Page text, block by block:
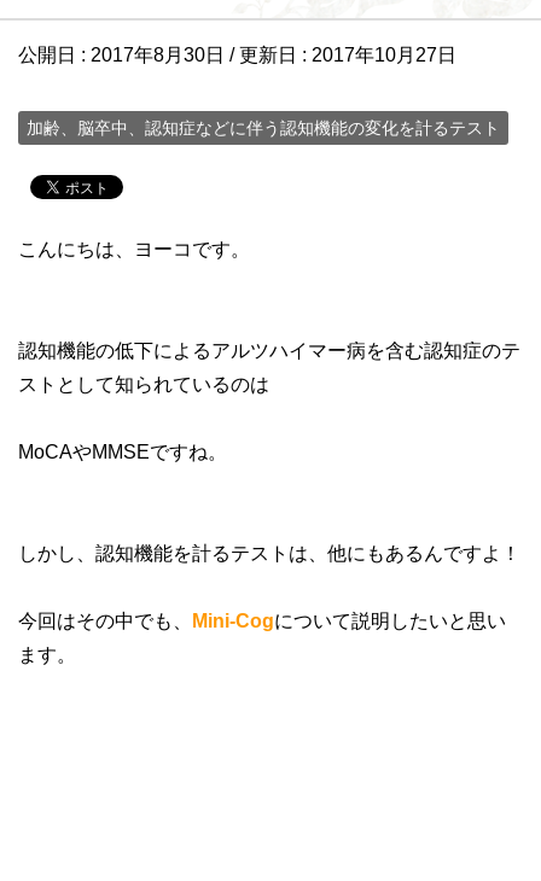
公開日 : 2017年8月30日 / 更新日 : 2017年10月27日
加齢、脳卒中、認知症などに伴う認知機能の変化を計るテスト
こんにちは、ヨーコです。
認知機能の低下によるアルツハイマー病を含む認知症のテ
ストとして知られているのは
MoCAやMMSEですね。
しかし、認知機能を計るテストは、他にもあるんですよ！
今回はその中でも、 Mini-Cogについて説明したいと思い
ます。